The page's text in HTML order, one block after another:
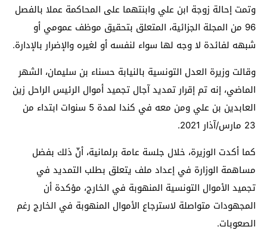
وتمت إحالة زوجة ابن علي وابنتهما على المحاكمة عملا بالفصل
96 من المجلة الجزائية، المتعلق بتحقيق موظف عمومي أو
شبهه لفائدة لا وجه لها سواء لنفسه أو لغيره والإضرار بالإدارة.
وقالت وزيرة العدل التونسية بالنيابة حسناء بن سليمان، الشهر
الماضي، إنه تم إقرار تمديد آجال تجميد أموال الرئيس الراحل زين
العابدين بن علي ومن معه في كندا لمدة 5 سنوات ابتداء من
23 مارس/آذار 2021.
كما أكدت الوزيرة، خلال جلسة عامة برلمانية، أنّ ذلك بفضل
مساهمة الوزارة في إعداد ملف يتعلق بطلب التمديد في
تجميد الأموال التونسية المنهوبة في الخارج، مؤكدة أن
المجهودات متواصلة لاسترجاع الأموال المنهوبة في الخارج رغم
الصعوبات.